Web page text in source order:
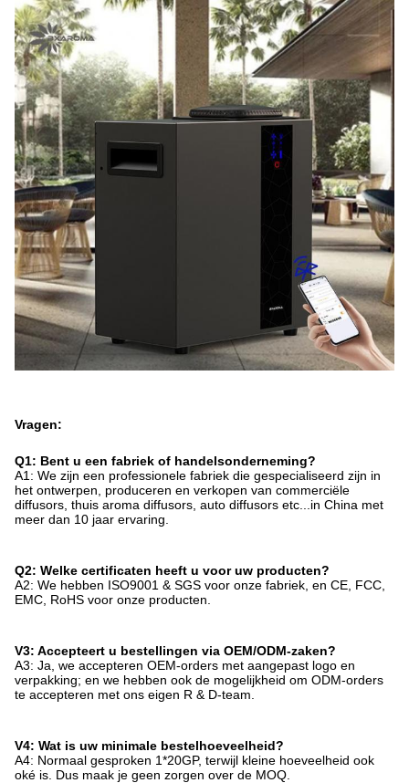
Vragen:
Q1: Bent u een fabriek of handelsonderneming?
A1: We zijn een professionele fabriek die gespecialiseerd zijn in
het ontwerpen, produceren en verkopen van commerciële
diffusors, thuis aroma diffusors, auto diffusors etc...in China met
meer dan 10 jaar ervaring.
Q2: Welke certificaten heeft u voor uw producten?
A2: We hebben ISO9001 & SGS voor onze fabriek, en CE, FCC,
EMC, RoHS voor onze producten.
V3: Accepteert u bestellingen via OEM/ODM-zaken?
A3: Ja, we accepteren OEM-orders met aangepast logo en
verpakking; en we hebben ook de mogelijkheid om ODM-orders
te accepteren met ons eigen R & D-team.
V4: Wat is uw minimale bestelhoeveelheid?
A4: Normaal gesproken 1*20GP, terwijl kleine hoeveelheid ook
oké is. Dus maak je geen zorgen over de MOQ.